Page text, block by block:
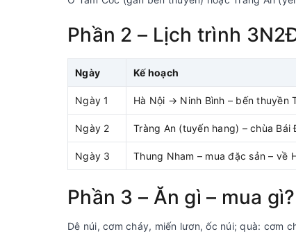
Phần 2 – Lịch trình
Ngày Kế hoạch
Ngày 1 Hà Nội → Ninh Bình – bến thuyền
Ngày 2 Tràng An (tuyến hang) – chùa
Ngày 3 Thung Nham – mua đặc sản – về
Phần 3 – Ăn gì – mua gì?
Dê núi, cơm cháy, miến lươn, ốc núi; quà: cơm